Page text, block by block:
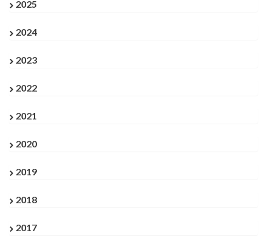
2025
2024
2023
2022
2021
2020
2019
2018
2017